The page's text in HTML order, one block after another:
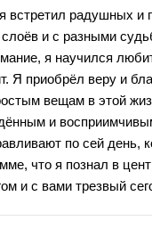
встретил радушных и
и с разными
я научился
Я приобрёл веру и
вещам в этой
и
по сей день,
что я познал в
и с вами трезвый